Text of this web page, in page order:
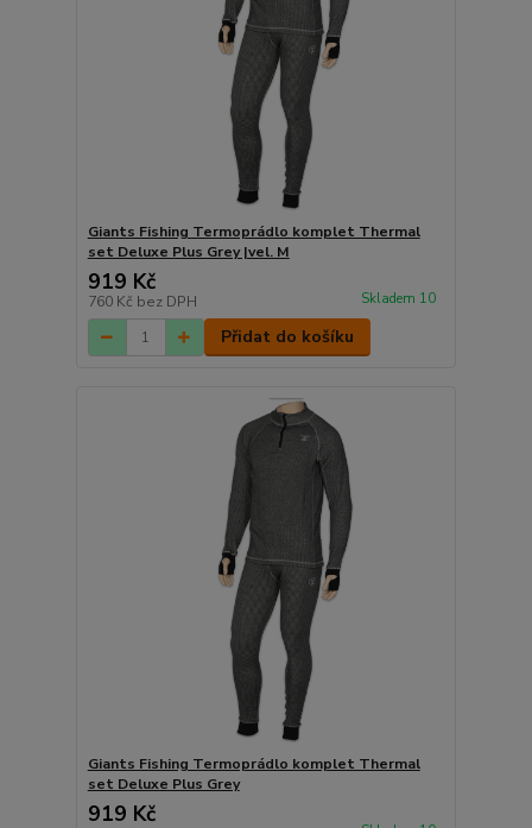
Giants Fishing Termoprádlo komplet Thermal
set Deluxe Plus Grey |vel. M
919 Kč
760 Kč bez DPH Skladem 10
Přidat do košíku
Giants Fishing Termoprádlo komplet Thermal
set Deluxe Plus Grey
919 Kč